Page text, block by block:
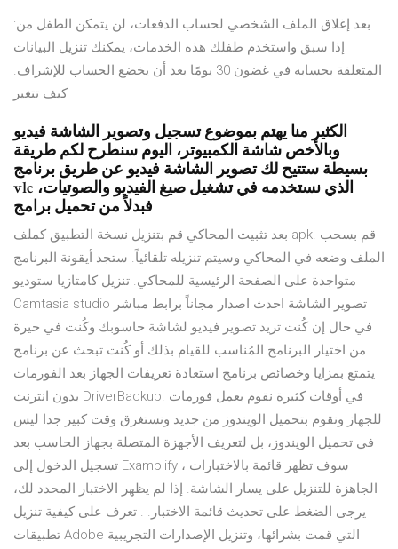
بعد إغلاق الملف الشخصي لحساب الدفعات، لن يتمكن الطفل من:
إذا سبق واستخدم طفلك هذه الخدمات، يمكنك تنزيل البيانات
المتعلقة بحسابه في غضون 30 يومًا بعد أن يخضع الحساب للإشراف.
كيف تتغير
الكثير منا يهتم بموضوع تسجيل وتصوير الشاشة فيديو
وبالأخص شاشة الكمبيوتر، اليوم سنطرح لكم طريقة
بسيطة ستتيح لك تصوير الشاشة فيديو عن طريق برنامج
vlc الذي نستخدمه في تشغيل صيغ الفيديو والصوتيات،
فبدلاً من تحميل برامج
بعد تثبيت المحاكي قم بتنزيل نسخة التطبيق كملف apk. قم بسحب
الملف وضعه في المحاكي وسيتم تنزيله تلقائياً. ستجد أيقونة البرنامج
متواجدة على الصفحة الرئيسية للمحاكي. تنزيل كامتازيا ستوديو
Camtasia studio تصوير الشاشة احدث اصدار مجاناً برابط مباشر
في حال إن كُنت تريد تصوير فيديو لشاشة حاسوبك وكُنت في حيرة
من اختيار البرنامج المُناسب للقيام بذلك أو كُنت تبحث عن برنامج
يتمتع بمزايا وخصائص برنامج استعادة تعريفات الجهاز بعد الفورمات
بدون انترنت DriverBackup. في أوقات كثيرة نقوم بعمل فورمات
للجهاز ونقوم بتحميل الويندوز من جديد ونستغرق وقت كبير جدا ليس
في تحميل الويندوز، بل لتعريف الأجهزة المتصلة بجهاز الحاسب بعد
تسجيل الدخول إلى Examplify ، سوف تظهر قائمة بالاختبارات
الجاهزة للتنزيل على يسار الشاشة. إذا لم يظهر الاختبار المحدد لك،
يرجى الضغط على تحديث قائمة الاختبار. . تعرف على كيفية تنزيل
تطبيقات Adobe التي قمت بشرائها، وتنزيل الإصدارات التجريبية